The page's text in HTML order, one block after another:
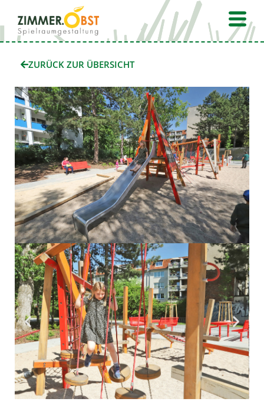
Inhalt
springen
ZURÜCK ZUR ÜBERSICHT